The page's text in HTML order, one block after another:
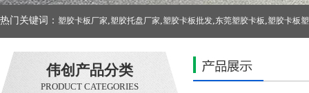
热门关键词： 塑胶卡板厂家,塑胶托盘厂家,塑胶卡板批发,东莞塑胶卡板,塑胶卡板
伟创产品分类
PRODUCT CATEGORIES